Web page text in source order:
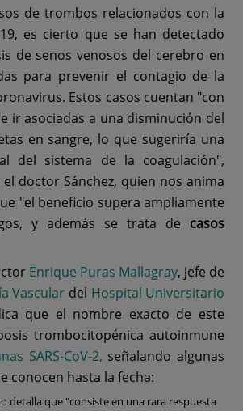
de trombos relacionados con la
es cierto que se han detectado
de senos venosos del cerebro en
para prevenir el contagio de la
Estos casos cuentan "con
ir asociadas a una disminución del
en sangre, lo que sugeriría una
del sistema de la coagulación",
doctor Sánchez, quien nos anima
"el beneficio supera ampliamente
y además se trata de casos
Enrique Puras Mallagray, jefe de
Vascular del Hospital Universitario
que el nombre exacto de este
trombocitopénica autoinmune
SARS-CoV-2, señalando algunas
conocen hasta la fecha:
detalla que "consiste en una rara respuesta